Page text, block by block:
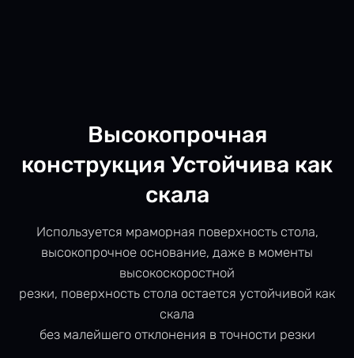
Высокопрочная
конструкция Устойчива как
скала
Используется мраморная поверхность стола,
высокопрочное основание, даже в моменты
высокоскоростной
резки, поверхность стола остается устойчивой как
скала
без малейшего отклонения в точности резки